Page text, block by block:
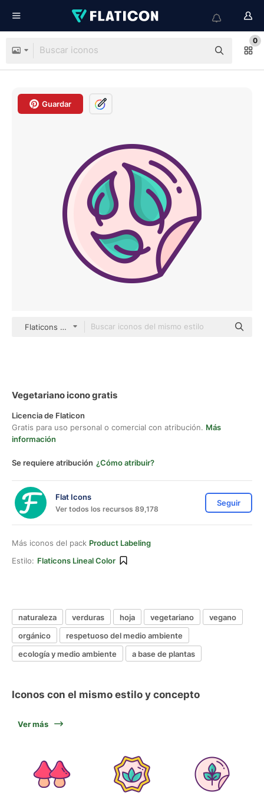
0
Guardar
Flaticons Lineal Color
Vegetariano icono gratis
Licencia de Flaticon
Gratis para uso personal o comercial con atribución. Más
información
Se requiere atribución ¿Cómo atribuir?
Flat Icons
Ver todos los recursos 89,178
Seguir
Más iconos del pack Product Labeling
Estilo: Flaticons Lineal Color
naturaleza verduras hoja vegetariano
vegano
orgánico
respetuoso del medio ambiente
ecología y medio ambiente
a base de plantas
Iconos con el mismo estilo y concepto
Ver más